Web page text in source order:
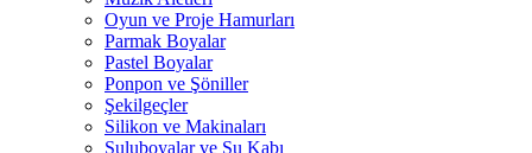
Oyun ve Proje Hamurları
Parmak Boyalar
Pastel Boyalar
Ponpon ve Şöniller
Şekilgeçler
Silikon ve Makinaları
Suluboyalar ve Su Kabı